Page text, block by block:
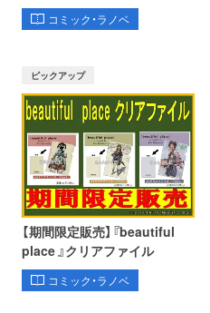
コミック・ラノベ
ピックアップ
【期間限定販売】『beautiful
place 』クリアファイル
コミック・ラノベ